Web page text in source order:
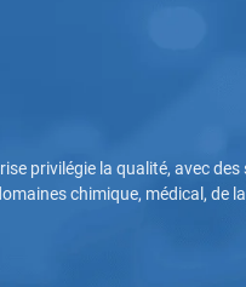
privilégie la qualité, avec
chimique, médical, de